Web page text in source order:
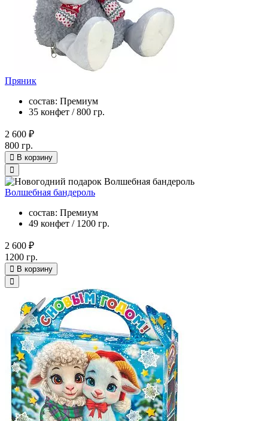
Пряник
состав: Премиум
35 конфет / 800 гр.
2 600 ₽
800 гр.
В корзину
Волшебная бандероль
состав: Премиум
49 конфет / 1200 гр.
2 600 ₽
1200 гр.
В корзину